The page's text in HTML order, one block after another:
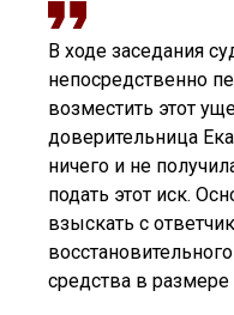
В ходе заседания
непосредственно
возместить этот
доверительница
ничего и не
подать этот иск.
взыскать с
средства в